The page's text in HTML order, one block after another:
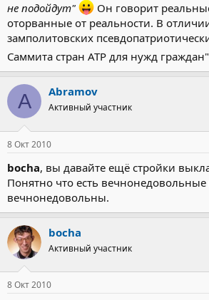
не подойдут"
Он говорит
оторванные от реальности. В
замполитовских
Саммита стран АТР для нужд граждан"
A Abramov
Активный участник
8 Окт 2010
bocha, вы давайте ещё стройки
Понятно что есть вечнонедовольные
вечнонедовольны.
bocha
Активный участник
8 Окт 2010